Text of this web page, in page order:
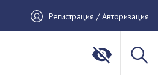
Регистрация / Авторизация